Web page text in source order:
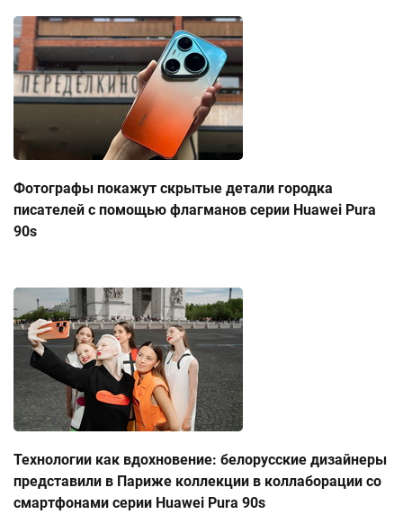
Фотографы покажут скрытые детали городка
писателей с помощью флагманов серии Huawei Pura
90s
Технологии как вдохновение: белорусские дизайнеры
представили в Париже коллекции в коллаборации со
смартфонами серии Huawei Pura 90s